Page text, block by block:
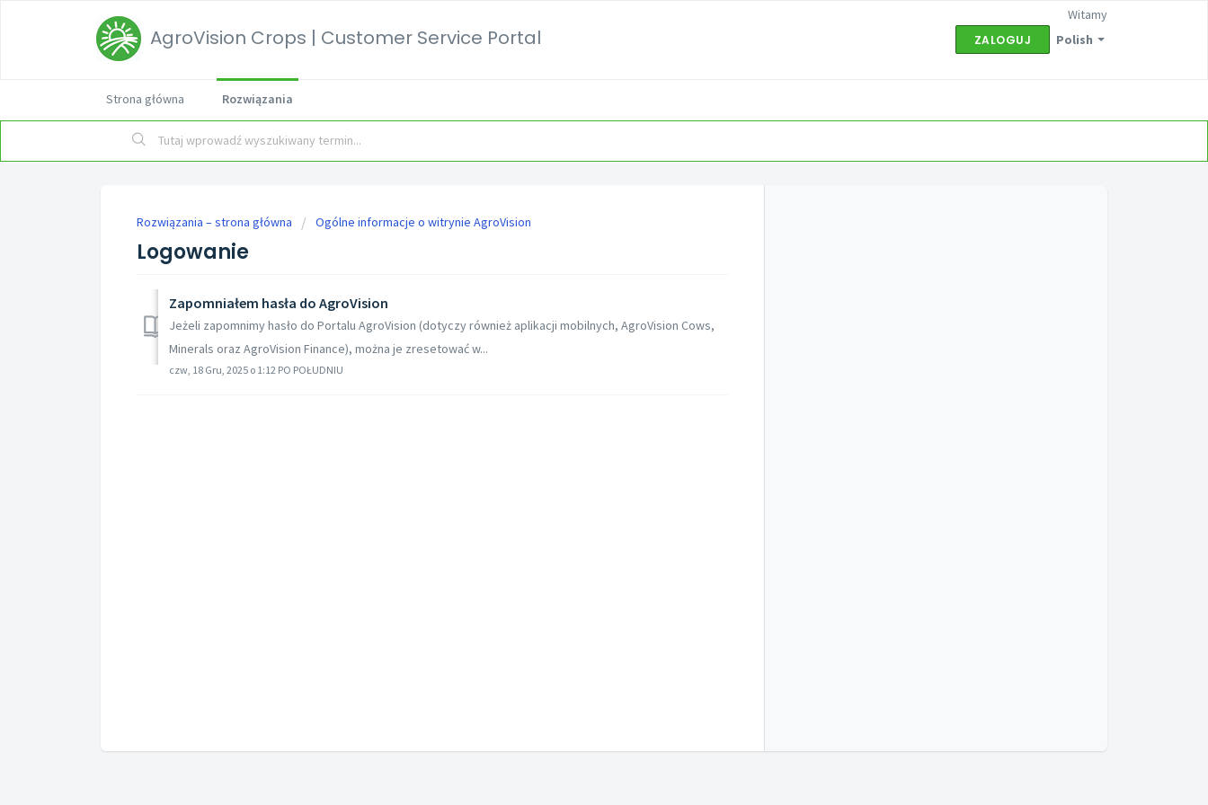
AgroVision Crops | Customer Service Portal Polish
Witamy
ZALOGUJ
Strona główna Rozwiązania
Rozwiązania – strona główna Ogólne informacje o witrynie AgroVision
Logowanie
Zapomniałem hasła do AgroVision
Jeżeli zapomnimy hasło do Portalu AgroVision (dotyczy również aplikacji mobilnych, AgroVision Cows,
Minerals oraz AgroVision Finance), można je zresetować w...
czw, 18 Gru, 2025 o 1:12 PO POŁUDNIU